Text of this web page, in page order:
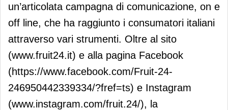
un’articolata campagna di comunicazione, on e
off line, che ha raggiunto i consumatori italiani
attraverso vari strumenti. Oltre al sito
(www.fruit24.it) e alla pagina Facebook
(https://www.facebook.com/Fruit-24-
246950442339334/?fref=ts) e Instagram
(www.instagram.com/fruit.24/), la